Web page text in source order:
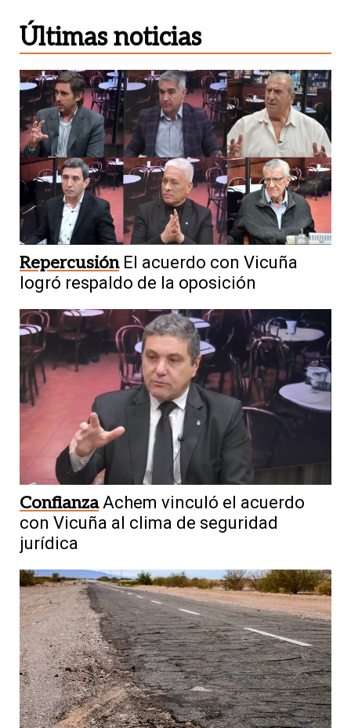
Últimas noticias
Repercusión El acuerdo con Vicuña
logró respaldo de la oposición
Confianza Achem vinculó el acuerdo
con Vicuña al clima de seguridad
jurídica